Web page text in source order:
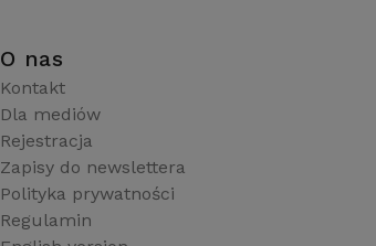
O nas
Kontakt
Dla mediów
Rejestracja
Zapisy do newslettera
Polityka prywatności
Regulamin